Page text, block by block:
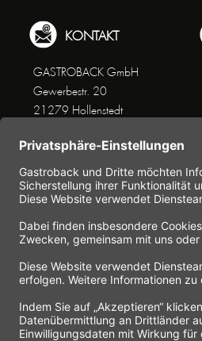
KONTAKT
GASTROBACK GmbH
Gewerbestr. 20
21279 Hollenstedt